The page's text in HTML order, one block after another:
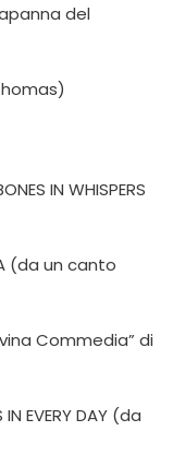
del
IN WHISPERS
(da un canto
Commedia” di
IN EVERY DAY (da